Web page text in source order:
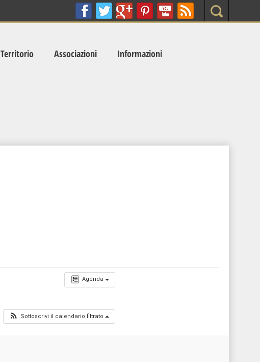
Search
Territorio Associazioni Informazioni
Agenda
Sottoscrivi il calendario filtrato